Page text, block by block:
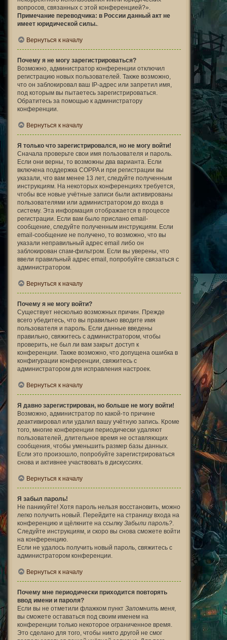
вопросов, связанных с этой конференцией?».
Примечание переводчика: в России данный акт не
имеет юридической силы..
Вернуться к началу
Почему я не могу зарегистрироваться?
Возможно, администратор конференции отключил
регистрацию новых пользователей. Также возможно,
что он заблокировал ваш IP-адрес или запретил имя,
под которым вы пытаетесь зарегистрироваться.
Обратитесь за помощью к администратору
конференции.
Вернуться к началу
Я только что зарегистрировался, но не могу войти!
Сначала проверьте свои имя пользователя и пароль.
Если они верны, то возможны два варианта. Если
включена поддержка COPPA и при регистрации вы
указали, что вам менее 13 лет, следуйте полученным
инструкциям. На некоторых конференциях требуется,
чтобы все новые учётные записи были активированы
пользователями или администратором до входа в
систему. Эта информация отображается в процессе
регистрации. Если вам было прислано email-
сообщение, следуйте полученным инструкциям. Если
email-сообщение не получено, то возможно, что вы
указали неправильный адрес email либо он
заблокирован спам-фильтром. Если вы уверены, что
ввели правильный адрес email, попробуйте связаться с
администратором.
Вернуться к началу
Почему я не могу войти?
Существует несколько возможных причин. Прежде
всего убедитесь, что вы правильно вводите имя
пользователя и пароль. Если данные введены
правильно, свяжитесь с администратором, чтобы
проверить, не был ли вам закрыт доступ к
конференции. Также возможно, что допущена ошибка в
конфигурации конференции, свяжитесь с
администратором для исправления настроек.
Вернуться к началу
Я давно зарегистрирован, но больше не могу войти!
Возможно, администратор по какой-то причине
деактивировал или удалил вашу учётную запись. Кроме
того, многие конференции периодически удаляют
пользователей, длительное время не оставляющих
сообщения, чтобы уменьшить размер базы данных.
Если это произошло, попробуйте зарегистрироваться
снова и активнее участвовать в дискуссиях.
Вернуться к началу
Я забыл пароль!
Не паникуйте! Хотя пароль нельзя восстановить, можно
легко получить новый. Перейдите на страницу входа на
конференцию и щёлкните на ссылку Забыли пароль?.
Следуйте инструкциям, и скоро вы снова сможете войти
на конференцию.
Если не удалось получить новый пароль, свяжитесь с
администратором конференции.
Вернуться к началу
Почему мне периодически приходится повторять
ввод имени и пароля?
Если вы не отметили флажком пункт Запомнить меня,
вы сможете оставаться под своим именем на
конференции только некоторое ограниченное время.
Это сделано для того, чтобы никто другой не смог